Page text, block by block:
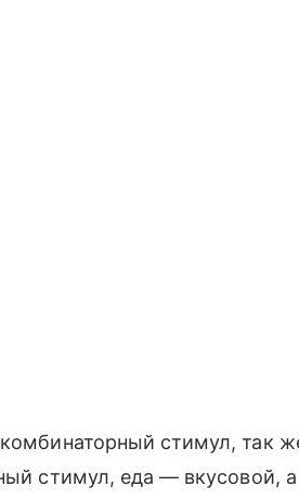
стимул, так
стимул, еда — вкусовой,